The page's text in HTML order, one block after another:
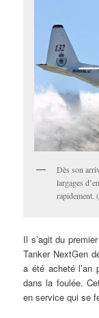
Dès son
largages
Il s’agit du
Tanker NextGen
a été acheté l’an
dans la foulée.
en service qui se